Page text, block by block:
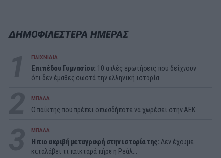
ΔΗΜΟΦΙΛΕΣΤΕΡΑ ΗΜΕΡΑΣ
ΠΑΙΧΝΙΔΙΑ
Επιπέδου Γυμνασίου: 10 απλές ερωτήσεις που δείχνουν
ότι δεν έμαθες σωστά την ελληνική ιστορία
ΜΠΑΛΑ
Ο παίκτης που πρέπει οπωσδήποτε να χωρέσει στην ΑΕΚ
ΜΠΑΛΑ
Η πιο ακριβή μεταγραφή στην ιστορία της:Δεν έχουμε
καταλάβει τι παικταρά πήρε η Ρεάλ...